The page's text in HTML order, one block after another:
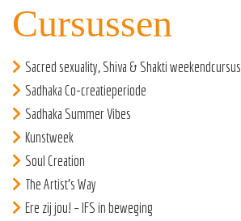
Cursussen
Sacred sexuality, Shiva & Shakti weekendcursus
Sadhaka Co-creatieperiode
Sadhaka Summer Vibes
Kunstweek
Soul Creation
The Artist’s Way
Ere zij jou! – IFS in beweging